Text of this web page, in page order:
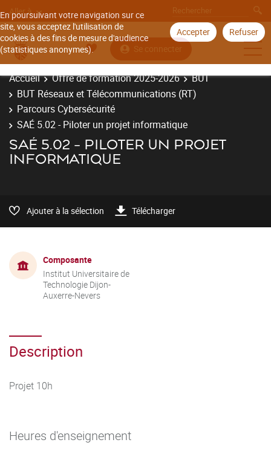
En poursuivant votre navigation sur ce
site, vous acceptez l'utilisation de
cookies à des fins de mesure d'audience
(statistiques anonymes).
Accepter Refuser
Aller à
Se connecter
Accueil Offre de formation 2025-2026
BUT
BUT Réseaux et Télécommunications (RT)
Parcours Cybersécurité
SAÉ 5.02 - Piloter un projet informatique
SAÉ 5.02 - PILOTER UN PROJET
INFORMATIQUE
Ajouter à la sélection Télécharger
Composante
Institut Universitaire de
Technologie Dijon-
Auxerre-Nevers
Description
Projet 10h
Heures d'enseignement